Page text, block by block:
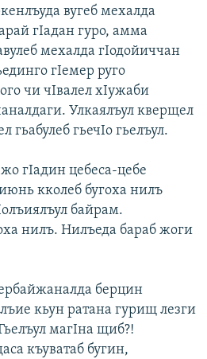
вугеб мехалда
гIадан гуро, амма
мехалда гIодойиччан
гIемер руго
чи чIвалел хIужаби
Улкаялъул кверщел
гьабулеб гьечIо гьелъул.
гIадин цебеса-цебе
кколеб бугоха нилъ
байрам.
нилъ. Нилъеда бараб жоги
берцин
кьун ратана гурищ лезги
магIна щиб?!
къуватаб бугин,